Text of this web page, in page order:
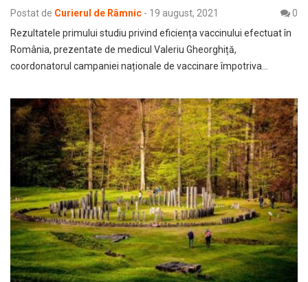
Postat de Curierul de Râmnic - 19 august, 2021
0
Rezultatele primului studiu privind eficiența vaccinului efectuat în
România, prezentate de medicul Valeriu Gheorghiță,
coordonatorul campaniei naționale de vaccinare împotriva…